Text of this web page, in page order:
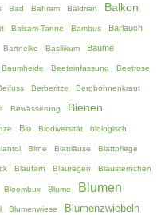
Bad Bähram Baldrian Balkon
Balsam-Tanne Bambus Bärlauch
Bartnelke Basilikum Bäume
Baumheide Beeteinfassung Beetrose
Berberitze Bergbohnenkraut
Bewässerung Bienen
Bio Biodiversität biologisch
Birne Blattläuse Blattpflege
Blaufarn Blauregen Blausternchen
Bloombux Blume Blumen
Blumenwiese Blumenzwiebeln